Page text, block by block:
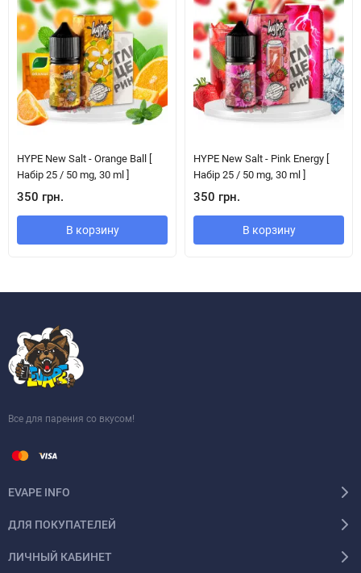
HYPE New Salt - Orange Ball [
Набір 25 / 50 mg, 30 ml ]
350 грн.
В корзину
HYPE New Salt - Pink Energy [
Набір 25 / 50 mg, 30 ml ]
350 грн.
В корзину
Все для парения со вкусом!
EVAPE INFO
ДЛЯ ПОКУПАТЕЛЕЙ
ЛИЧНЫЙ КАБИНЕТ